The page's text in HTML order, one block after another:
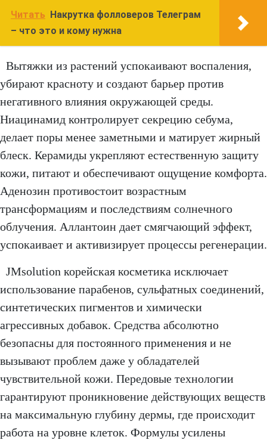
Читать
Накрутка фолловеров Телеграм
– что это и кому нужна
Вытяжки из растений успокаивают воспаления,
убирают красноту и создают барьер против
негативного влияния окружающей среды.
Ниацинамид контролирует секрецию себума,
делает поры менее заметными и матирует жирный
блеск. Керамиды укрепляют естественную защиту
кожи, питают и обеспечивают ощущение комфорта.
Аденозин противостоит возрастным
трансформациям и последствиям солнечного
облучения. Аллантоин дает смягчающий эффект,
успокаивает и активизирует процессы регенерации.
JMsolution корейская косметика исключает
использование парабенов, сульфатных соединений,
синтетических пигментов и химически
агрессивных добавок. Средства абсолютно
безопасны для постоянного применения и не
вызывают проблем даже у обладателей
чувствительной кожи. Передовые технологии
гарантируют проникновение действующих веществ
на максимальную глубину дермы, где происходит
работа на уровне клеток. Формулы усилены